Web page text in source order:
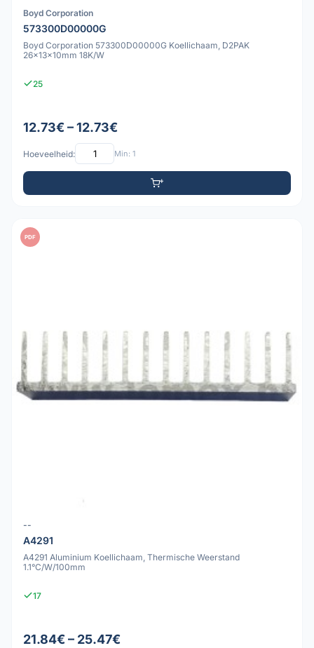
Boyd Corporation
573300D00000G
Boyd Corporation 573300D00000G Koellichaam, D2PAK
26x13x10mm 18K/W
25
12.73€ – 12.73€
Hoeveelheid: Min: 1
PDF
--
A4291
A4291 Aluminium Koellichaam, Thermische Weerstand
1.1°C/W/100mm
17
21.84€ – 25.47€